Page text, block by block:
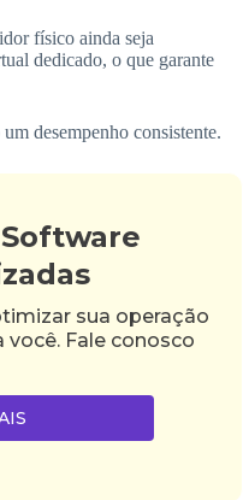
físico ainda seja
dedicado, o que garante
desempenho consistente.
sua operação
Fale conosco